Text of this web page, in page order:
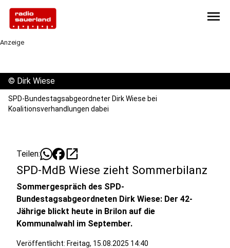
menu
Anzeige
© Dirk Wiese
SPD-Bundestagsabgeordneter Dirk Wiese bei
Koalitionsverhandlungen dabei
Teilen: open_in_new
SPD-MdB Wiese zieht Sommerbilanz
Sommergespräch des SPD-
Bundestagsabgeordneten Dirk Wiese: Der 42-
Jährige blickt heute in Brilon auf die
Kommunalwahl im September.
Veröffentlicht: Freitag, 15.08.2025 14:40